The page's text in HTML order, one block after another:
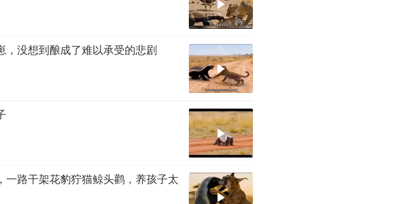
，没想到酿成了难以承受的悲剧
一路干架花豹狞猫鲸头鹳，养孩子太